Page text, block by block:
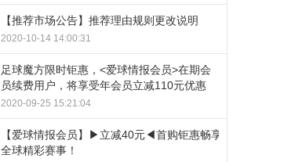
【推荐市场公告】推荐理由规则更改说明
2020-10-14 14:00:31
足球魔方限时钜惠，<爱球情报会员>在期会
员续费用户，将享受年会员立减110元优惠
2020-09-25 15:21:04
【爱球情报会员】▶立减40元◀首购钜惠畅享
全球精彩赛事！